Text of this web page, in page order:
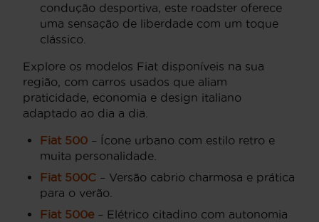
condução desportiva, este roadster oferece
uma sensação de liberdade com um toque
clássico.
Explore os modelos Fiat disponíveis na sua
região, com carros usados que aliam
praticidade, economia e design italiano
adaptado ao dia a dia.
Fiat 500 – Ícone urbano com estilo retro e
muita personalidade.
Fiat 500C – Versão cabrio charmosa e prática
para o verão.
Fiat 500e – Elétrico citadino com autonomia